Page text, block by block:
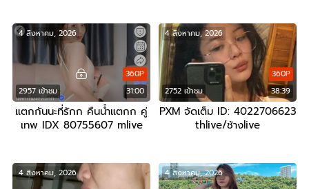
2957 เข้าชม 31:00
360P
4 สิงหาคม, 2026
แตกกันนะที่รักก คืนน้ำแตกก คู่
เทพ IDX 80755607 mlive
2752 เข้าชม 38:39
360P
4 สิงหาคม, 2026
PXM จัดเต็ม ID: 4022706623
thlive/ช้างlive
4 สิงหาคม, 2026 4 สิงหาคม, 2026